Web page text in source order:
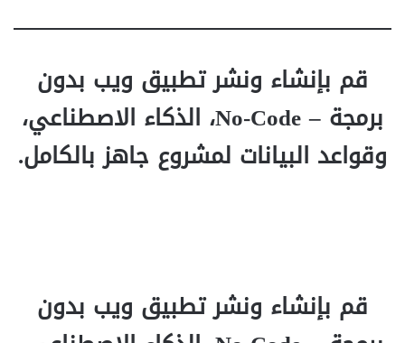
قم بإنشاء ونشر تطبيق ويب بدون
برمجة – No-Code، الذكاء الاصطناعي،
وقواعد البيانات لمشروع جاهز بالكامل.
قم بإنشاء ونشر تطبيق ويب بدون